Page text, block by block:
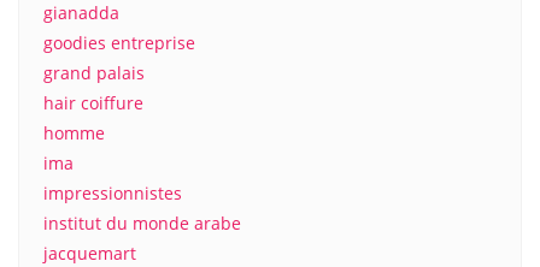
gianadda
goodies entreprise
grand palais
hair coiffure
homme
ima
impressionnistes
institut du monde arabe
jacquemart